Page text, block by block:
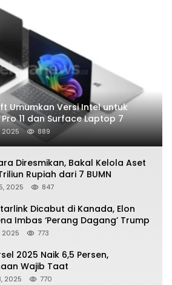
Umumkan Versi Intel untuk
11 dan Surface Laptop 7
2025 889
Diresmikan, Bakal Kelola Aset
Rupiah dari 7 BUMN
2025 847
Dicabut di Kanada, Elon
Imbas ‘Perang Dagang’ Trump
2025 773
2025 Naik 6,5 Persen,
Wajib Taat
2025 770